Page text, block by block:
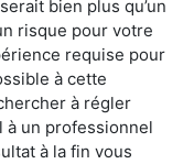
bien plus qu’un
risque pour votre
requise pour
à cette
à régler
à un professionnel
à la fin vous